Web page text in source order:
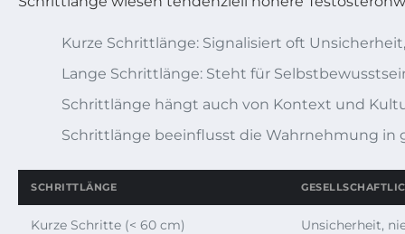
Kurze Schrittlänge: Signalisiert oft
Lange Schrittlänge: Steht für
Schrittlänge hängt auch von Kontext und
Schrittlänge beeinflusst die Wahrnehmung
SCHRITTLÄNGE
Kurze Schritte (< 60 cm) Unsicherheit,